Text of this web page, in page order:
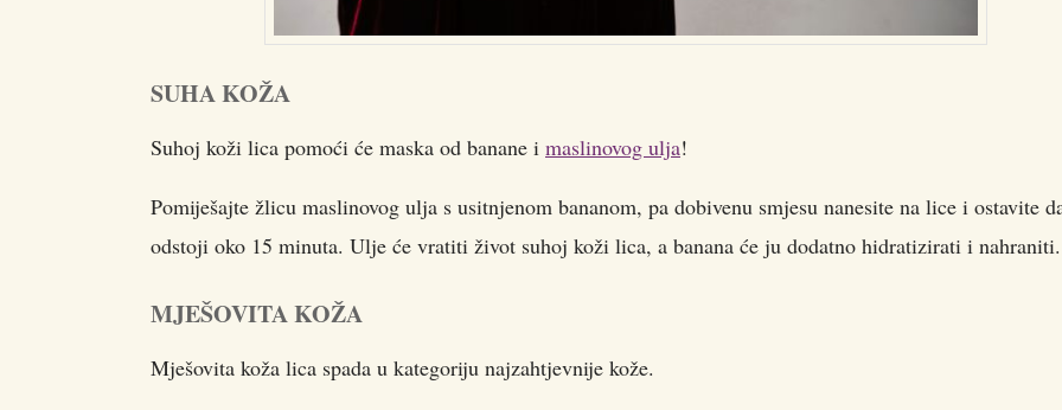
SUHA KOŽA
Suhoj koži lica pomoći će maska od banane i maslinovog ulja!
Pomiješajte žlicu maslinovog ulja s usitnjenom bananom, pa dobivenu smjesu nanesite na lice i ostavite
odstoji oko 15 minuta. Ulje će vratiti život suhoj koži lica, a banana će ju dodatno hidratizirati i nahraniti.
MJEŠOVITA KOŽA
Mješovita koža lica spada u kategoriju najzahtjevnije kože.